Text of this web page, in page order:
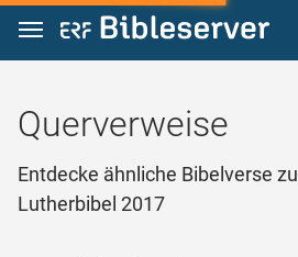
Zum Inhalt springen
Querverweise
Entdecke ähnliche Bibelverse zu
Lutherbibel 2017